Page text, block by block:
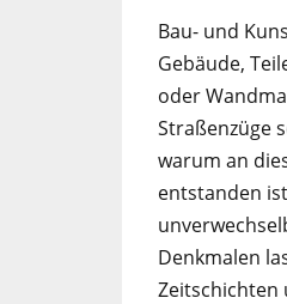
Bau- und
Gebäude,
oder
Straßenzüge
warum an
entstanden
Denkmalen
Zeitschichten